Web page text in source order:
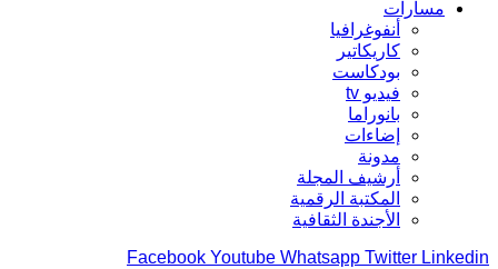
مسارات
أنفوغرافيا
كاريكاتير
بودكاست
فيديو tv
بانوراما
إضاءات
مدونة
أرشيف المجلة
المكتبة الرقمية
الأجندة الثقافية
Facebook Youtube Whatsapp Twitter Linkedin